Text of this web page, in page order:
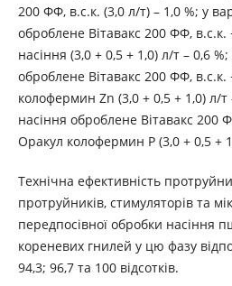
200 ФФ, в.с.к. (3,0 л/т) – 1,0 %; у
оброблене Вітавакс 200 ФФ,
насіння (3,0 + 0,5 + 1,0) л/т – 0,6
оброблене Вітавакс 200 ФФ,
колофермин Zn (3,0 + 0,5 + 1,0) л/т
насіння оброблене Вітавакс 200
Оракул колофермин P (3,0 + 0,5 +
Технічна ефективність
протруйників, стимуляторів та
передпосівної обробки насіння
кореневих гнилей у цю фазу
94,3; 96,7 та 100 відсотків.